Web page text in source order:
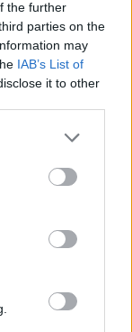
the further
parties on the
may
IAB’s List of
it to other